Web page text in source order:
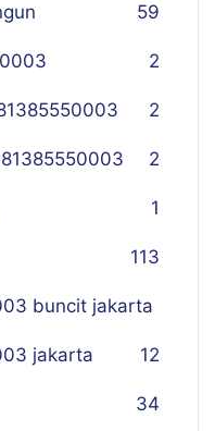
59
2
2
2
1
113
buncit jakarta
12
jakarta
34